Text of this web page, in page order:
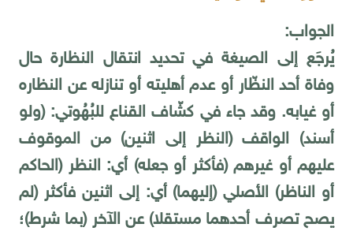
الجواب:
يُرجَع إلى الصيغة في تحديد انتقال النظارة حال
وفاة أحد النظّار أو عدم أهليته أو تنازله عن النظاره
أو غيابه. وقد جاء في كشّاف القناع للبُهُوتي: (ولو
أسند) الواقف (النظر إلى اثنين) من الموقوف
عليهم أو غيرهم (فأكثر أو جعله) أي: النظر (الحاكم
أو الناظر) الأصلي (إليهما) أي: إلى اثنين فأكثر (لم
يصح تصرف أحدهما مستقلا) عن الآخر (بما شرط)؛